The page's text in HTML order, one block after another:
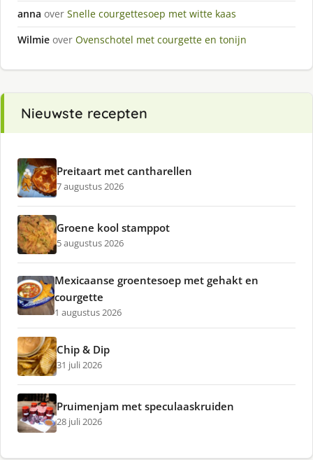
anna over Snelle courgettesoep met witte kaas
Wilmie over Ovenschotel met courgette en tonijn
Nieuwste recepten
Preitaart met cantharellen
7 augustus 2026
Groene kool stamppot
5 augustus 2026
Mexicaanse groentesoep met gehakt en
courgette
1 augustus 2026
Chip & Dip
31 juli 2026
Pruimenjam met speculaaskruiden
28 juli 2026